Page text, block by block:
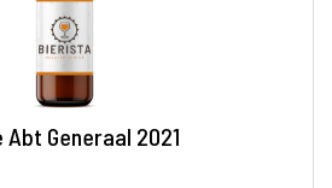
Generaal 2021